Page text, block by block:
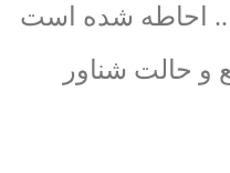
.. احاطه شده است
و حالت شناور